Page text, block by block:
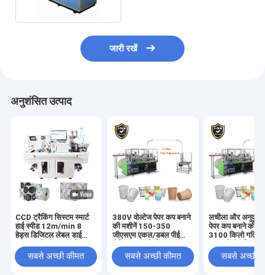
जारी रखें
अनुशंसित उत्पाद
CCD ट्रैकिंग सिस्टम स्मार्ट
हाई स्पीड 12m/min 8
हेड्स डिजिटल लेबल डाई
स्टिकर डाई कटिंग मशीन
सबसे अच्छी कीमत
380V वोल्टेज पेपर कप बनाने
की मशीनें 150-350
जीएसएम एकल/डबल पीई
सबसे अच्छी कीमत
लचीला और अनुकूलन
पेपर कप बनाने की
3100 किलो गति
सबसे अच्छी